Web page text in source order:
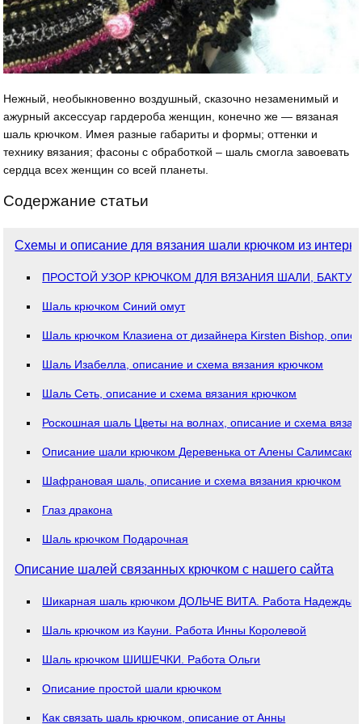
Нежный, необыкновенно воздушный, сказочно незаменимый и
ажурный аксессуар гардероба женщин, конечно же — вязаная
шаль крючком. Имея разные габариты и формы; оттенки и
технику вязания; фасоны с обработкой – шаль смогла завоевать
сердца всех женщин со всей планеты.
Содержание статьи
Схемы и описание для вязания шали крючком из
ПРОСТОЙ УЗОР КРЮЧКОМ ДЛЯ ВЯЗАНИЯ ШАЛИ,
Шаль крючком Синий омут
Шаль крючком Клазиена от дизайнера Kirsten Bishop,
Шаль Изабелла, описание и схема вязания крючком
Шаль Сеть, описание и схема вязания крючком
Роскошная шаль Цветы на волнах, описание и схема
Описание шали крючком Деревенька от Алены
Шафрановая шаль, описание и схема вязания крючком
Глаз дракона
Шаль крючком Подарочная
Описание шалей связанных крючком с нашего сайта
Шикарная шаль крючком ДОЛЬЧЕ ВИТА. Работа Надежды
Шаль крючком из Кауни. Работа Инны Королевой
Шаль крючком ШИШЕЧКИ. Работа Ольги
Описание простой шали крючком
Как связать шаль крючком, описание от Анны